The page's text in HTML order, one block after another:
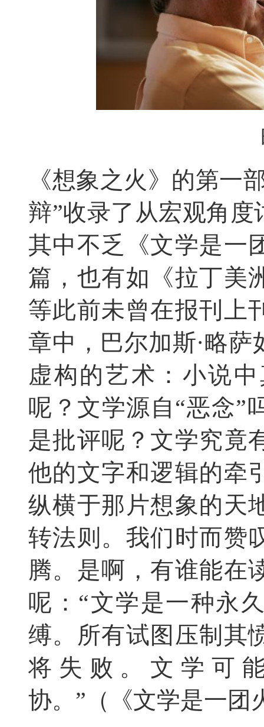
《想象之火》的第一
辩”收录了从宏观角
其中不乏《文学是一
篇，也有如《拉丁美
等此前未曾在报刊上
章中，巴尔加斯·略
虚构的艺术：小说
呢？文学源自“恶念”
是批评呢？文学究竟
他的文字和逻辑的牵
纵横于那片想象的天
转法则。我们时而赞
腾。是啊，有谁能在
呢：“文学是一种永
缚。所有试图压制其
将失败。文学可
协。”（《文学是一团